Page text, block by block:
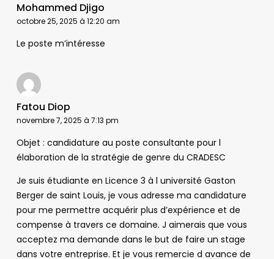
Mohammed Djigo
octobre 25, 2025 à 12:20 am
Le poste m’intéresse
Fatou Diop
novembre 7, 2025 à 7:13 pm
Objet : candidature au poste consultante pour l
élaboration de la stratégie de genre du CRADESC
Je suis étudiante en Licence 3 à l université Gaston
Berger de saint Louis, je vous adresse ma candidature
pour me permettre acquérir plus d’expérience et de
compense à travers ce domaine. J aimerais que vous
acceptez ma demande dans le but de faire un stage
dans votre entreprise. Et je vous remercie d avance de